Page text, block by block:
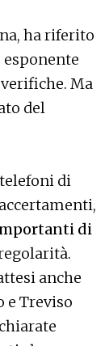
ha riferito
Ma
del
di
di
anche
e Treviso